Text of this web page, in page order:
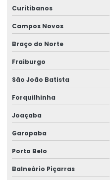
Análise em ete
Análise de farelo de soja
Análise de farelo de trigo
Análise de farinha
Análise física do solo
Curitibanos
Campos Novos
Braço do Norte
Fraiburgo
São João Batista
Forquilhinha
Joaçaba
Garopaba
Porto Belo
Balneário Piçarras